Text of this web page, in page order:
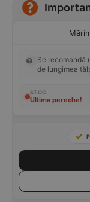
Se recomandă
de lungimea
STOC
Ultima pereche!